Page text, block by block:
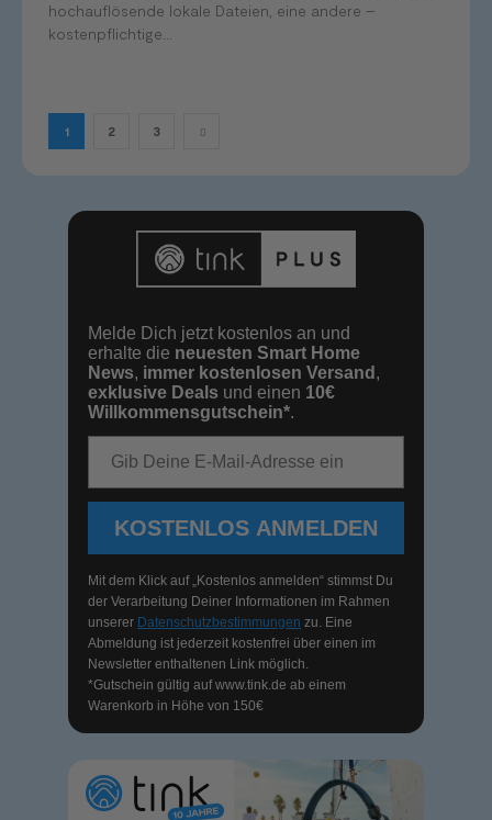
hochauflösende lokale Dateien, eine andere –
kostenpflichtige...
1 2 3
Melde Dich jetzt kostenlos an und
erhalte die neuesten Smart Home
News, immer kostenlosen Versand ,
exklusive Deals und einen 10€
Willkommensgutschein*.
KOSTENLOS ANMELDEN
Mit dem Klick auf „Kostenlos anmelden“ stimmst Du
der Verarbeitung Deiner Informationen im Rahmen
unserer Datenschutzbestimmungen zu. Eine
Abmeldung ist jederzeit kostenfrei über einen im
Newsletter enthaltenen Link möglich.
*Gutschein gültig aufwww.tink.de ab einem
Warenkorb in Höhe von 150€